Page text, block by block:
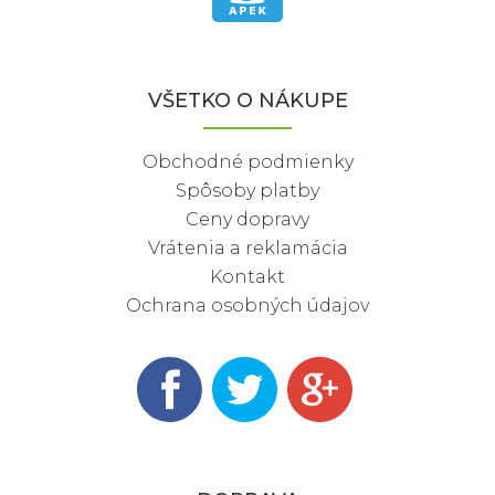
VŠETKO O NÁKUPE
Obchodné podmienky
Spôsoby platby
Ceny dopravy
Vrátenia a reklamácia
Kontakt
Ochrana osobných údajov